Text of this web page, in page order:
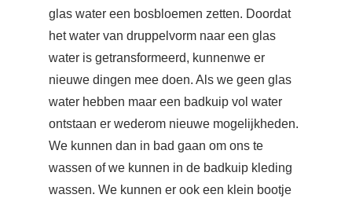
glas water een bosbloemen zetten. Doordat
het water van druppelvorm naar een glas
water is getransformeerd, kunnenwe er
nieuwe dingen mee doen. Als we geen glas
water hebben maar een badkuip vol water
ontstaan er wederom nieuwe mogelijkheden.
We kunnen dan in bad gaan om ons te
wassen of we kunnen in de badkuip kleding
wassen. We kunnen er ook een klein bootje